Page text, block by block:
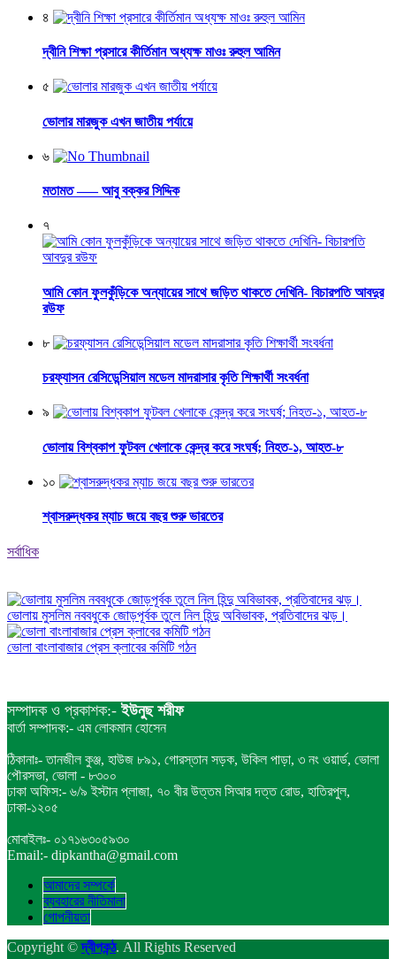
৪
দ্বীনি শিক্ষা প্রসারে কীর্তিমান অধ্যক্ষ মাওঃ রুহুল আমিন
৫
ভোলার মারজুক এখন জাতীয় পর্যায়ে
৬
মতামত —– আবু বক্কর সিদ্দিক
৭
আমি কোন ফুলকুঁড়িকে অন্যায়ের সাথে জড়িত থাকতে দেখিনি- বিচারপতি আবদুর
রউফ
৮
চরফ্যাসন রেসিডেন্সিয়াল মডেল মাদরাসার কৃতি শিক্ষার্থী সংবর্ধনা
৯
ভোলায় বিশ্বকাপ ফুটবল খেলাকে কেন্দ্র করে সংঘর্ষ; নিহত-১, আহত-৮
১০
শ্বাসরুদ্ধকর ম্যাচ জয়ে বছর শুরু ভারতের
সর্বাধিক
ভোলায় মুসলিম নববধুকে জোড়পূর্বক তুলে নিল হিন্দু অবিভাবক, প্রতিবাদের ঝড়।
ভোলা বাংলাবাজার প্রেস ক্লাবের কমিটি গঠন
সম্পাদক ও প্রকাশক:-ইউনুছ শরীফ
বার্তা সম্পাদক:- এম লোকমান হোসেন
ঠিকানাঃ- তানজীল কুঞ্জ, হাউজ ৮৯১, গোরস্তান সড়ক, উকিল পাড়া, ৩ নং ওয়ার্ড, ভোলা
পৌরসভা, ভোলা - ৮৩০০
ঢাকা অফিস:- ৬/৯ ইস্টান প্লাজা, ৭০ বীর উত্তম সিআর দত্ত রোড, হাতিরপুল,
ঢাকা-১২০৫
মোবাইলঃ- ০১৭১৬৩০৫৯৩০
Email:- dipkantha@gmail.com
আমাদের সম্পর্কে
ব্যবহারের নীতিমালা
গোপনীয়তা
Copyright ©দ্বীপকন্ঠ. All Rights Reserved